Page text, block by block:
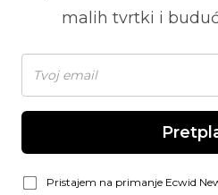
malih tvrtki i
Pristajem na primanje Ecwid